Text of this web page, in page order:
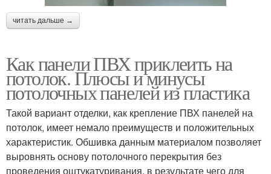
читать дальше →
Как панели ПВХ приклеить на
потолок. Плюсы и минусы
потолочных панелей из пластика
Такой вариант отделки, как крепление ПВХ панелей на
потолок, имеет немало преимуществ и положительных
характеристик. Обшивка данным материалом позволяет
выровнять основу потолочного перекрытия без
проведения оштукатуривания, в результате чего для